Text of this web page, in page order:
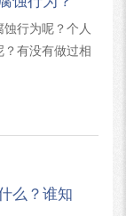
行为呢？个人
有没有做过相
么？谁知